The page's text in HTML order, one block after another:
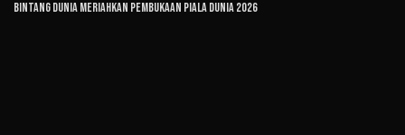
Bintang Dunia Meriahkan Pembukaan Piala Dunia 2026